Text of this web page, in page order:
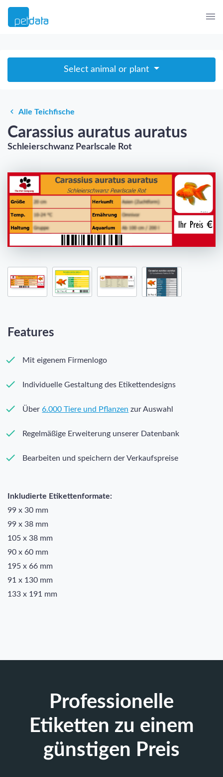
Select animal or plant
Alle Teichfische
Carassius auratus auratus
Schleierschwanz Pearlscale Rot
Features
Mit eigenem Firmenlogo
Individuelle Gestaltung des Etikettendesigns
Über6.000 Tiere und Pflanzen zur Auswahl
Regelmäßige Erweiterung unserer Datenbank
Bearbeiten und speichern der Verkaufspreise
Inkludierte Etikettenformate:
99 x 30 mm
99 x 38 mm
105 x 38 mm
90 x 60 mm
195 x 66 mm
91 x 130 mm
133 x 191 mm
Professionelle
Etiketten zu einem
günstigen Preis